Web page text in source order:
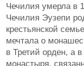
Чечилия умерла в
Чечилия Эузепи
крестьянской
мечтала о
в Третий орден, а
монастыря,